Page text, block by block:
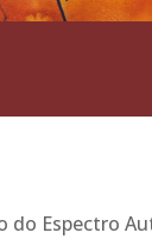
Espectro